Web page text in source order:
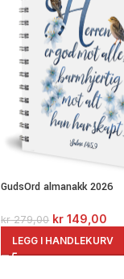
GudsOrd almanakk 2026
kr279,00 kr 149,00
LEGG I HANDLEKURV